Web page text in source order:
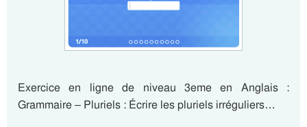
Exercice en ligne de niveau 3eme en Anglais :
Grammaire – Pluriels : Écrire les pluriels irréguliers…